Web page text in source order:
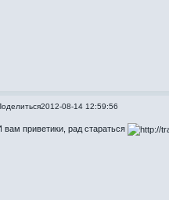
2012-08-14 12:59:56
вам приветики, рад стараться